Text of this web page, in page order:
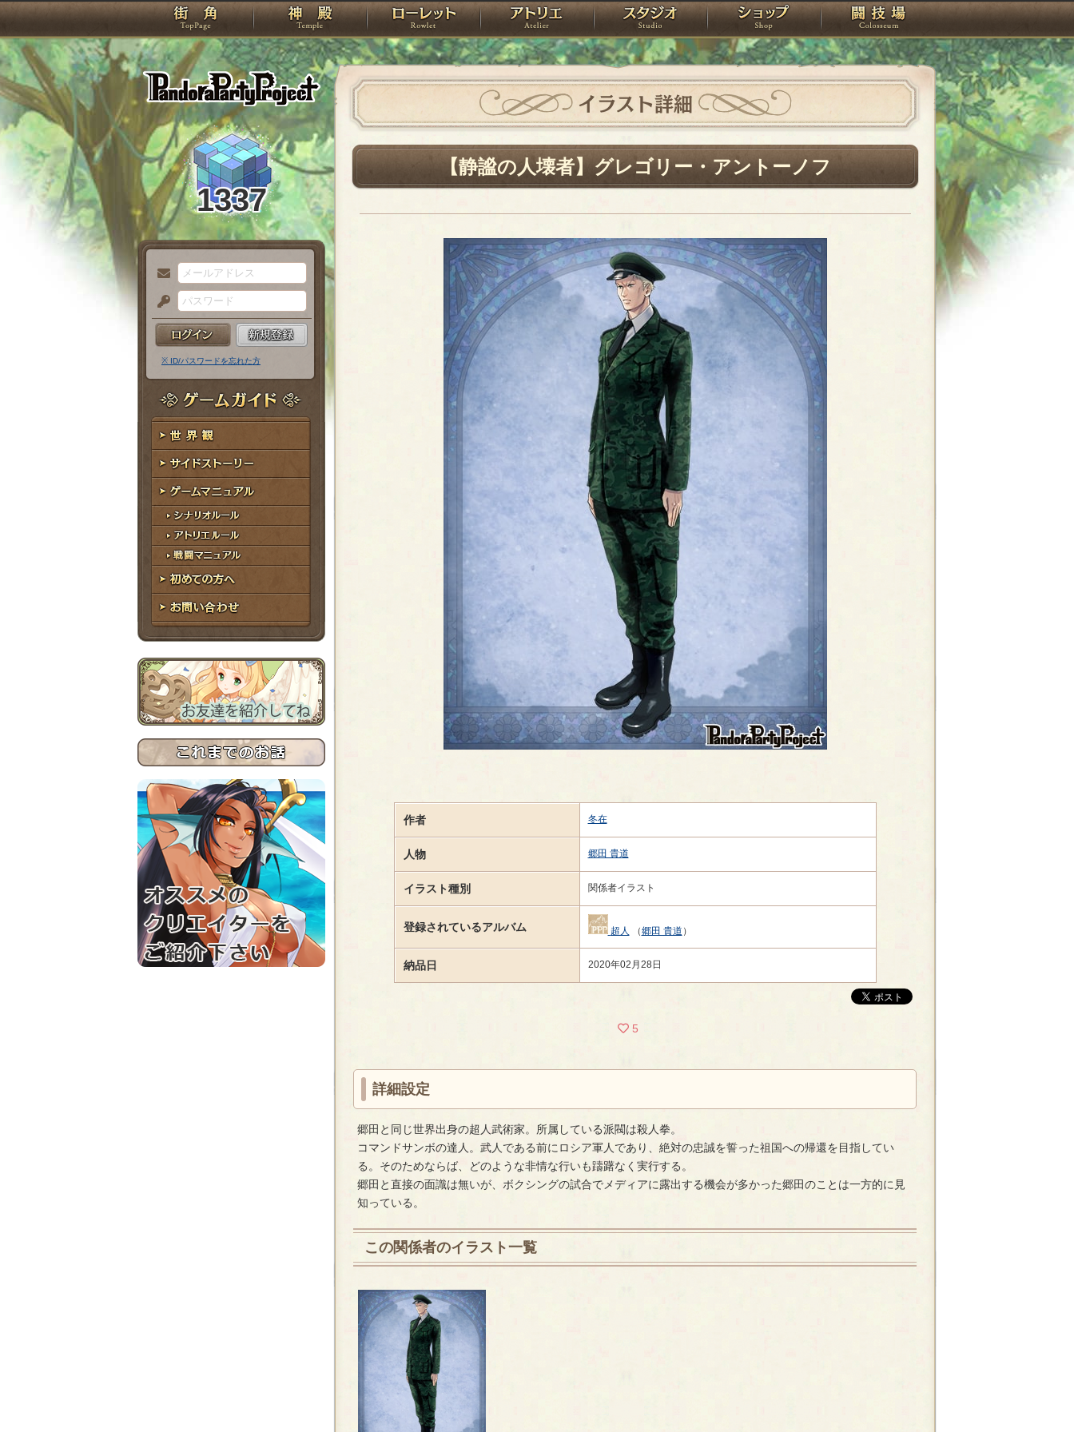
PandoraPartyProject
TOP 神殿 ローレット アトリエ スタジオ ショップ 闘技場
1337
メ
ー
ル
ア
ド
レ
ス
パ
ス
ー
ド
※ ID/パスワードを忘れた方
ゲームガイド
世界観
サイドストーリー
ゲームマニュアル
シナリオルール
アトリエルール
戦闘マニュアル
初めての方へ
お問い合わせ
イラスト詳細
【静謐の人壊者】グレゴリー・アントーノフ
作者 冬在
人物 郷田 貴道
イラスト種別 関係者イラスト
登録されているアルバム 超人 （郷田 貴道 ）
納品日 2020年02月28日
5
詳細設定
郷田と同じ世界出身の超人武術家。所属している派閥は殺人拳。
コマンドサンボの達人。武人である前にロシア軍人であり、絶対の忠誠を誓った祖国への帰還を目指してい
る。そのためならば、どのような非情な行いも躊躇なく実行する。
郷田と直接の面識は無いが、ボクシングの試合でメディアに露出する機会が多かった郷田のことは一方的に見
知っている。
この関係者のイラスト一覧